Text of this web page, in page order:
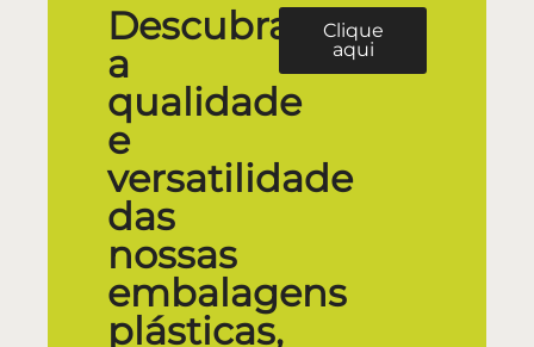
Descubra
a
qualidade
e
versatilidade
das
nossas
embalagens
plásticas,
Clique
aqui